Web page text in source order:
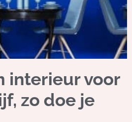
interieur voor
zo doe je